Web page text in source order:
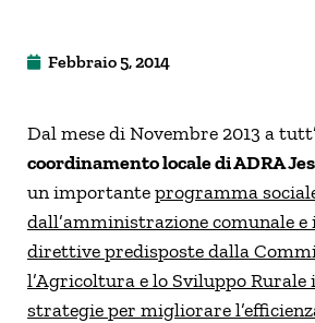
Febbraio 5, 2014
Dal mese di Novembre 2013 a
coordinamento locale di ADRA
un importanteprogramma
dall’amministrazione comunale e
direttive predisposte dalla
l’Agricoltura e lo Sviluppo
strategie per migliorare